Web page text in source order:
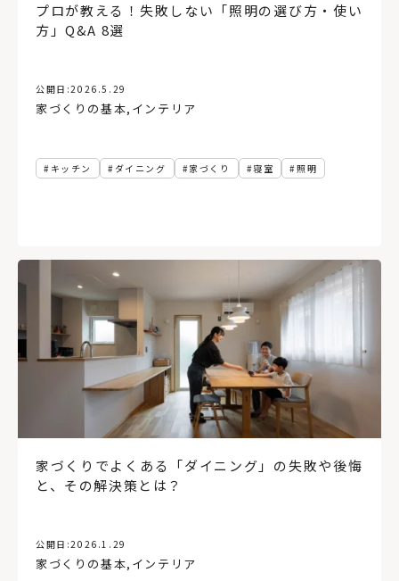
プロが教える！失敗しない「照明の選び方・使い
方」Q&A 8選
公開日:2026.5.29
家づくりの基本, インテリア
キッチン ダイニング 家づくり 寝室 照明
家づくりでよくある「ダイニング」の失敗や後悔
と、その解決策とは？
公開日:2026.1.29
家づくりの基本, インテリア